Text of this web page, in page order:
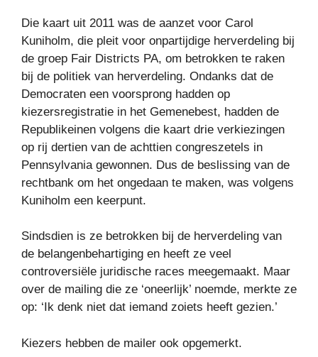
Die kaart uit 2011 was de aanzet voor Carol
Kuniholm, die pleit voor onpartijdige herverdeling bij
de groep Fair Districts PA, om betrokken te raken
bij de politiek van herverdeling. Ondanks dat de
Democraten een voorsprong hadden op
kiezersregistratie in het Gemenebest, hadden de
Republikeinen volgens die kaart drie verkiezingen
op rij dertien van de achttien congreszetels in
Pennsylvania gewonnen. Dus de beslissing van de
rechtbank om het ongedaan te maken, was volgens
Kuniholm een ​​keerpunt.
Sindsdien is ze betrokken bij de herverdeling van
de belangenbehartiging en heeft ze veel
controversiële juridische races meegemaakt. Maar
over de mailing die ze ‘oneerlijk’ noemde, merkte ze
op: ‘Ik denk niet dat iemand zoiets heeft gezien.’
Kiezers hebben de mailer ook opgemerkt.